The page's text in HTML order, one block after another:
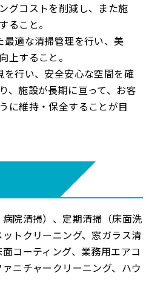
グコストを削減し、また施
ること。
最適な清掃管理を行い、美
上すること。
を行い、安全安心な空間を確
、施設が長期に亘って、お客
に維持・保全することが目
院清掃）、定期清掃（床面洗
トクリーニング、窓ガラス清
コーティング、業務用エアコ
ニチャークリーニング、ハウ